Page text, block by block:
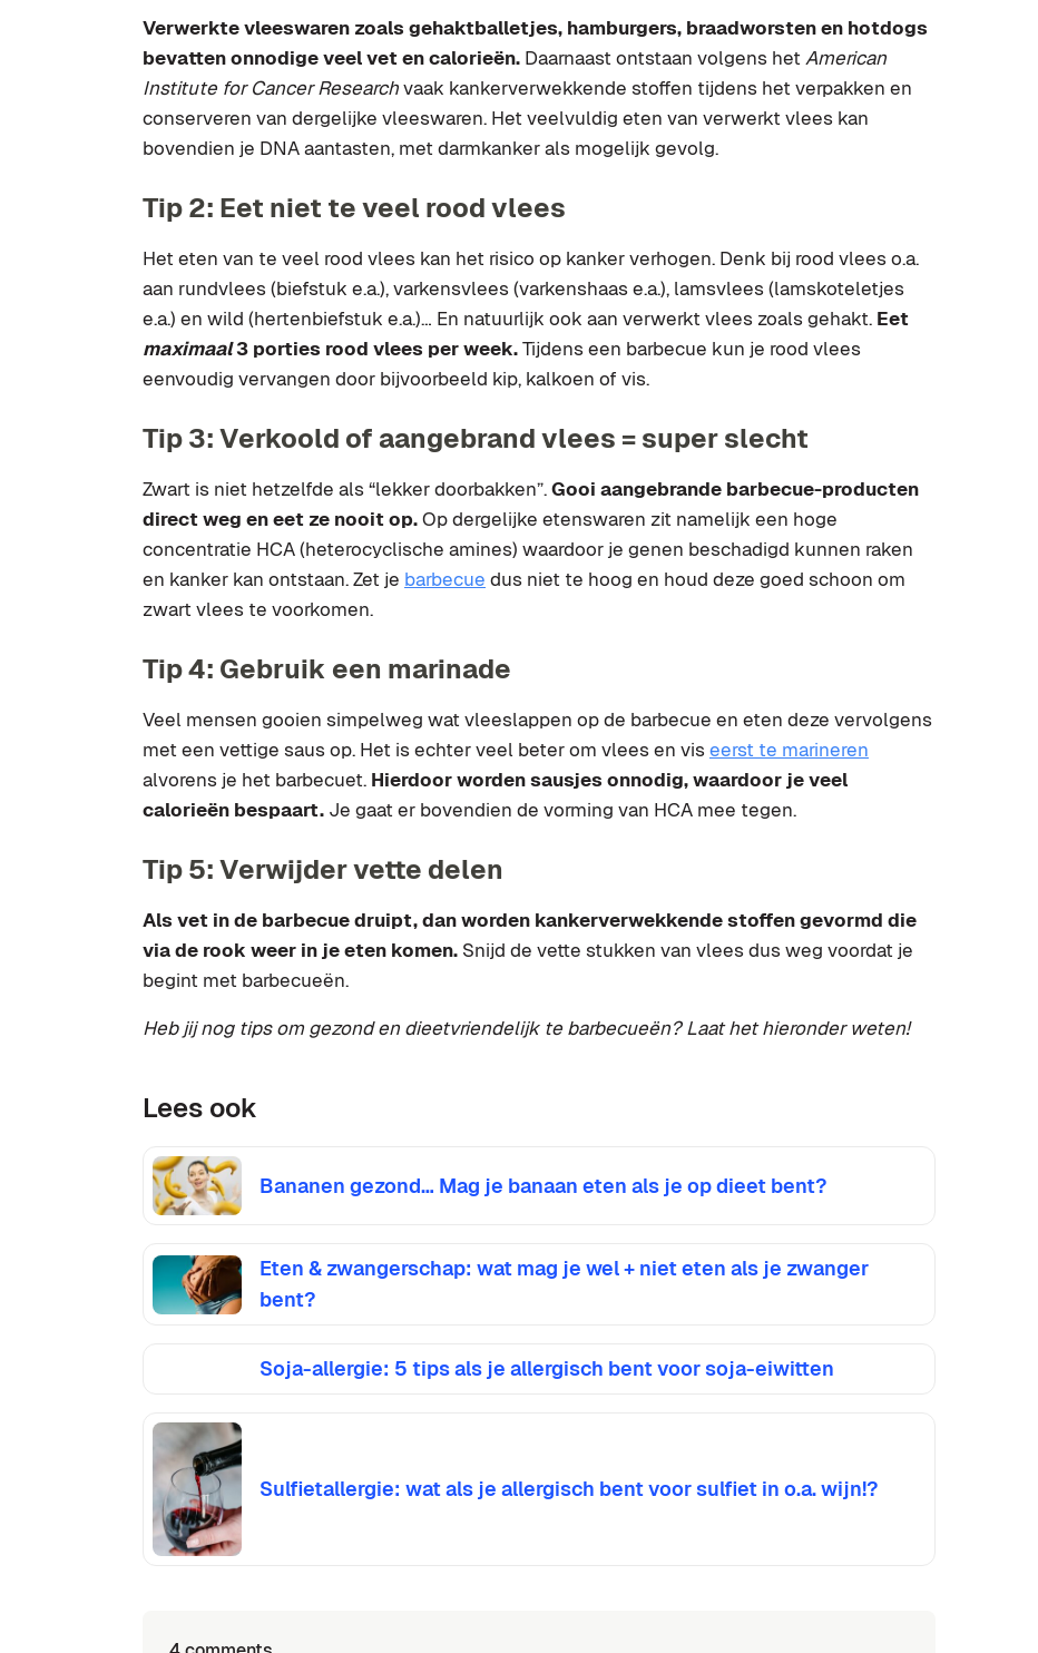
Verwerkte vleeswaren zoals gehaktballetjes, hamburgers, braadworsten en hotdogs
bevatten onnodige veel vet en calorieën. Daarnaast ontstaan volgens het American
Institute for Cancer Researchvaak kankerverwekkende stoffen tijdens het verpakken en
conserveren van dergelijke vleeswaren. Het veelvuldig eten van verwerkt vlees kan
bovendien je DNA aantasten, met darmkanker als mogelijk gevolg.
Tip 2: Eet niet te veel rood vlees
Het eten van te veel rood vlees kan het risico op kanker verhogen. Denk bij rood vlees o.a.
aan rundvlees (biefstuk e.a.), varkensvlees (varkenshaas e.a.), lamsvlees (lamskoteletjes
e.a.) en wild (hertenbiefstuk e.a.)… En natuurlijk ook aan verwerkt vlees zoals gehakt. Eet
maximaal3 porties rood vlees per week.Tijdens een barbecue kun je rood vlees
eenvoudig vervangen door bijvoorbeeld kip, kalkoen of vis.
Tip 3: Verkoold of aangebrand vlees = super slecht
Zwart is niet hetzelfde als “lekker doorbakken”.Gooi aangebrande barbecue-producten
direct weg en eet ze nooit op.Op dergelijke etenswaren zit namelijk een hoge
concentratie HCA (heterocyclische amines) waardoor je genen beschadigd kunnen raken
en kanker kan ontstaan. Zet je barbecue dus niet te hoog en houd deze goed schoon om
zwart vlees te voorkomen.
Tip 4: Gebruik een marinade
Veel mensen gooien simpelweg wat vleeslappen op de barbecue en eten deze vervolgens
met een vettige saus op. Het is echter veel beter om vlees en viseerst te marineren
alvorens je het barbecuet. Hierdoor worden sausjes onnodig, waardoor je veel
calorieën bespaart. Je gaat er bovendien de vorming van HCA mee tegen.
Tip 5: Verwijder vette delen
Als vet in de barbecue druipt, dan worden kankerverwekkende stoffen gevormd die
via de rook weer in je eten komen. Snijd de vette stukken van vlees dus weg voordat je
begint met barbecueën.
Heb jij nog tips om gezond en dieetvriendelijk te barbecueën? Laat het hieronder weten!
Lees ook
Bananen gezond… Mag je banaan eten als je op dieet bent?
Eten & zwangerschap: wat mag je wel + niet eten als je zwanger
bent?
Soja-allergie: 5 tips als je allergisch bent voor soja-eiwitten
Sulfietallergie: wat als je allergisch bent voor sulfiet in o.a. wijn!?